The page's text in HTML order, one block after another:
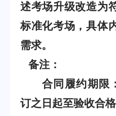
述考场升级改造为
标准化考场，具体
需求。
备注：
合同履约期限
订之日起至验收合格